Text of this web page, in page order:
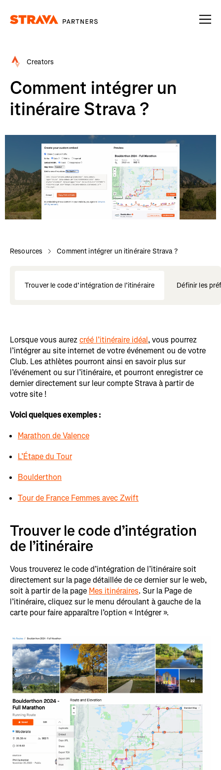
Creators
Comment intégrer un
itinéraire Strava ?
Resources Comment intégrer un itinéraire Strava ?
Trouver le code d’intégration de l’itinéraire Définir les
Lorsque vous aurezcréé l’itinéraire idéal, vous pourrez
l’intégrer au site internet de votre événement ou de votre
Club. Les athlètes pourront ainsi en savoir plus sur
l’événement ou sur l’itinéraire, et pourront enregistrer ce
dernier directement sur leur compte Strava à partir de
votre site !
Voici quelques exemples :
Marathon de Valence
L’Étape du Tour
Boulderthon
Tour de France Femmes avec Zwift
Trouver le code d’intégration
de l’itinéraire
Vous trouverez le code d’intégration de l’itinéraire soit
directement sur la page détaillée de ce dernier sur le web,
soit à partir de la page Mes itinéraires. Sur la Page de
l’itinéraire, cliquez sur le menu déroulant à gauche de la
carte pour faire apparaître l’option « Intégrer ».